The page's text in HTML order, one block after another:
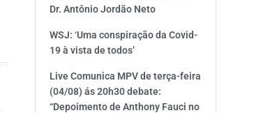
Dr. Antônio Jordão Neto
WSJ: ‘Uma conspiração da Covid-
19 à vista de todos’
Live Comunica MPV de terça-feira
(04/08) ás 20h30 debate:
“Depoimento de Anthony Fauci no